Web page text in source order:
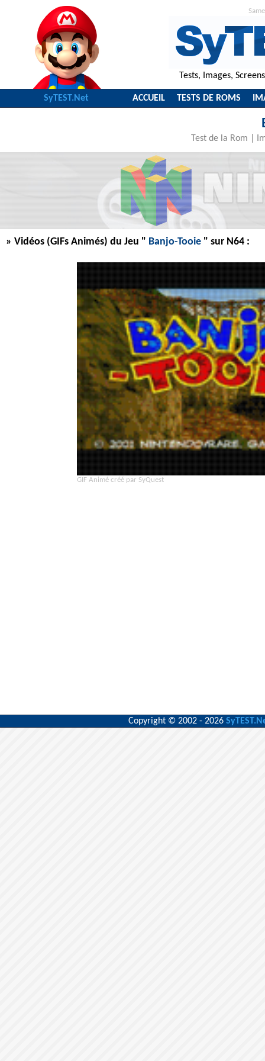
Tests, Images,
SyTEST.Net ACCUEIL TESTS DE ROMS
Test de la Rom
» Vidéos (GIFs Animés) du Jeu " Banjo-Tooie " sur N64 :
GIF Animé créé par SyQuest
Copyright © 2002 - 2026